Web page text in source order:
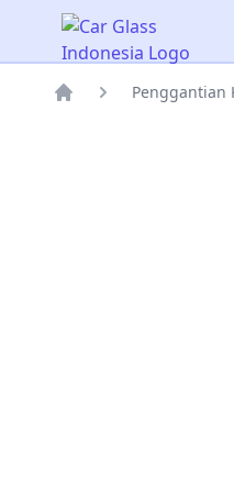
Car Glass Indonesia
Penggantian